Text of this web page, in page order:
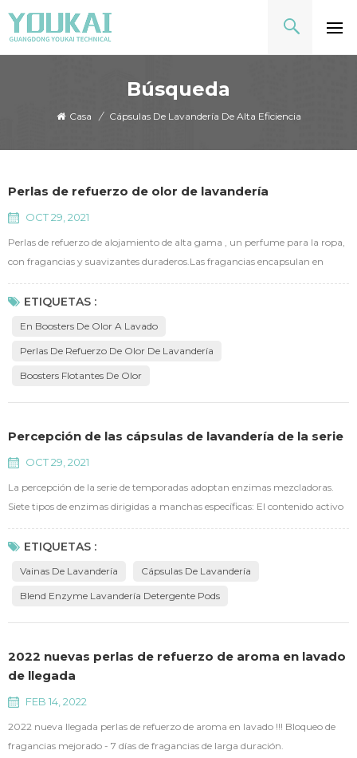
Búsqueda
Casa / Cápsulas De Lavandería De Alta Eficiencia
Perlas de refuerzo de olor de lavandería
OCT 29, 2021
Perlas de refuerzo de alojamiento de alta gama , un perfume para la ropa,
con fragancias y suavizantes duraderos.Las fragancias encapsulan en
microcápsulas, las fragancias de bloqueo durante 48 horas, las fragancias
encapsuladas se unieron profundamente y firmemente en las fibras de la
ETIQUETAS :
En Boosters De Olor A Lavado
Perlas De Refuerzo De Olor De Lavandería
Boosters Flotantes De Olor
Percepción de las cápsulas de lavandería de la serie
OCT 29, 2021
La percepción de la serie de temporadas adoptan enzimas mezcladoras.
Siete tipos de enzimas dirigidas a manchas específicas: El contenido activo
de nuestra vainas de lavandería Es mayor que el 60%, está 4 veces
comparando con el estándar de la industria. A medida que el contenido
ETIQUETAS :
Vainas De Lavandería Cápsulas De Lavandería
Blend Enzyme Lavandería Detergente Pods
2022 nuevas perlas de refuerzo de aroma en lavado
de llegada
FEB 14, 2022
2022 nueva llegada perlas de refuerzo de aroma en lavado !!! Bloqueo de
fragancias mejorado - 7 días de fragancias de larga duración.